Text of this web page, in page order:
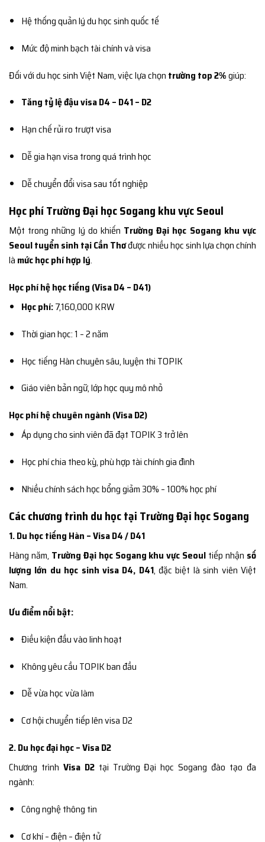
Hệ thống quản lý du học sinh quốc tế
Mức độ minh bạch tài chính và visa
Đối với du học sinh Việt Nam, việc lựa chọn trường top 2%giúp:
Tăng tỷ lệ đậu visa D4 – D41 – D2
Hạn chế rủi ro trượt visa
Dễ gia hạn visa trong quá trình học
Dễ chuyển đổi visa sau tốt nghiệp
Học phí Trường Đại học Sogang khu vực Seoul
Một trong những lý do khiến Trường Đại học Sogang khu vực
Seoul tuyển sinh tại Cần Thơđược nhiều học sinh lựa chọn chính
là mức học phí hợp lý.
Học phí hệ học tiếng (Visa D4 – D41)
Học phí:7,160,000 KRW
Thời gian học: 1 – 2 năm
Học tiếng Hàn chuyên sâu, luyện thi TOPIK
Giáo viên bản ngữ, lớp học quy mô nhỏ
Học phí hệ chuyên ngành (Visa D2)
Áp dụng cho sinh viên đã đạt TOPIK 3 trở lên
Học phí chia theo kỳ, phù hợp tài chính gia đình
Nhiều chính sách học bổng giảm 30% – 100% học phí
Các chương trình du học tại Trường Đại học Sogang
1. Du học tiếng Hàn – Visa D4 / D41
Hàng năm, Trường Đại học Sogang khu vực Seoul tiếp nhận số
lượng lớn du học sinh visa D4, D41, đặc biệt là sinh viên Việt
Nam.
Ưu điểm nổi bật:
Điều kiện đầu vào linh hoạt
Không yêu cầu TOPIK ban đầu
Dễ vừa học vừa làm
Cơ hội chuyển tiếp lên visa D2
2. Du học đại học – Visa D2
Chương trình Visa D2tại Trường Đại học Sogang đào tạo đa
ngành:
Công nghệ thông tin
Cơ khí – điện – điện tử